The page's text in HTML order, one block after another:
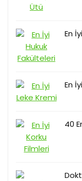
En
En
40